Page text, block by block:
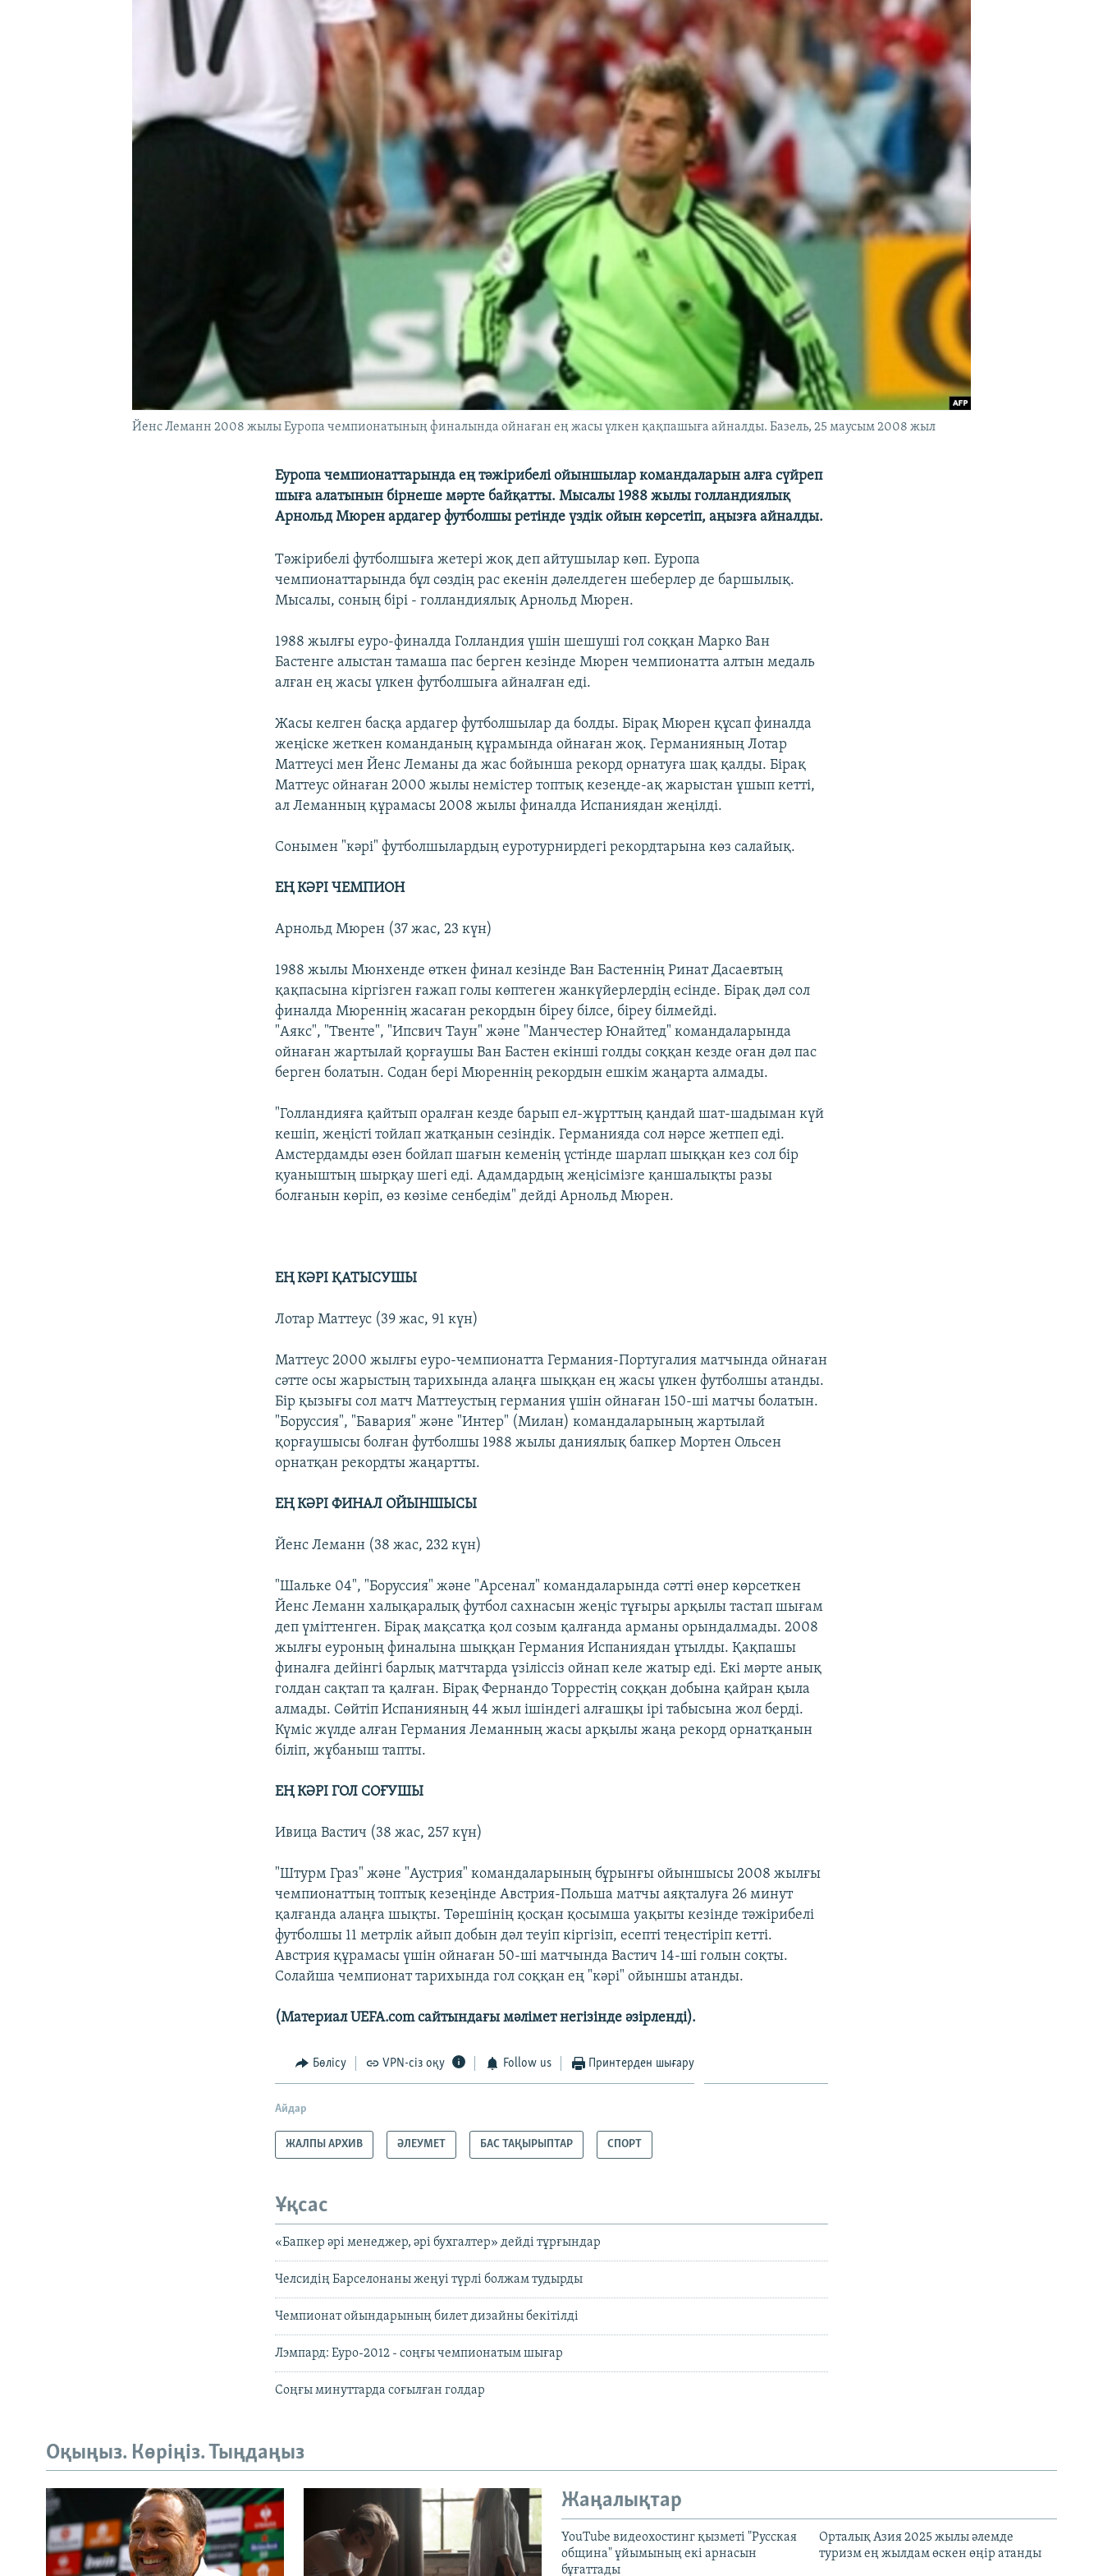
Йенс Леманн 2008 жылы Еуропа чемпионатының финалында ойнаған ең жасы үлкен қақпашыға айналды. Базель, 25 маусым 2008 жыл
Еуропа чемпионаттарында ең тәжірибелі ойыншылар командаларын алға сүйреп
шыға алатынын бірнеше мәрте байқатты. Мысалы 1988 жылы голландиялық
Арнольд Мюрен ардагер футболшы ретінде үздік ойын көрсетіп, аңызға айналды.
Тәжірибелі футболшыға жетері жоқ деп айтушылар көп. Еуропа
чемпионаттарында бұл сөздің рас екенін дәлелдеген шеберлер де баршылық.
Мысалы, соның бірі - голландиялық Арнольд Мюрен.
1988 жылғы еуро-финалда Голландия үшін шешуші гол соққан Марко Ван
Бастенге алыстан тамаша пас берген кезінде Мюрен чемпионатта алтын медаль
алған ең жасы үлкен футболшыға айналған еді.
Жасы келген басқа ардагер футболшылар да болды. Бірақ Мюрен құсап финалда
жеңіске жеткен команданың құрамында ойнаған жоқ. Германияның Лотар
Маттеусі мен Йенс Леманы да жас бойынша рекорд орнатуға шақ қалды. Бірақ
Маттеус ойнаған 2000 жылы немістер топтық кезеңде-ақ жарыстан ұшып кетті,
ал Леманның құрамасы 2008 жылы финалда Испаниядан жеңілді.
Сонымен "кәрі" футболшылардың еуротурнирдегі рекордтарына көз салайық.
ЕҢ КӘРІ ЧЕМПИОН
Арнольд Мюрен (37 жас, 23 күн)
1988 жылы Мюнхенде өткен финал кезінде Ван Бастеннің Ринат Дасаевтың
қақпасына кіргізген ғажап голы көптеген жанкүйерлердің есінде. Бірақ дәл сол
финалда Мюреннің жасаған рекордын біреу білсе, біреу білмейді.
"Аякс", "Твенте", "Ипсвич Таун" және "Манчестер Юнайтед" командаларында
ойнаған жартылай қорғаушы Ван Бастен екінші голды соққан кезде оған дәл пас
берген болатын. Содан бері Мюреннің рекордын ешкім жаңарта алмады.
"Голландияға қайтып оралған кезде барып ел-жұрттың қандай шат-шадыман күй
кешіп, жеңісті тойлап жатқанын сезіндік. Германияда сол нәрсе жетпеп еді.
Амстердамды өзен бойлап шағын кеменің үстінде шарлап шыққан кез сол бір
қуаныштың шырқау шегі еді. Адамдардың жеңісімізге қаншалықты разы
болғанын көріп, өз көзіме сенбедім" дейді Арнольд Мюрен.
ЕҢ КӘРІ ҚАТЫСУШЫ
Лотар Маттеус (39 жас, 91 күн)
Маттеус 2000 жылғы еуро-чемпионатта Германия-Португалия матчында ойнаған
сәтте осы жарыстың тарихында алаңға шыққан ең жасы үлкен футболшы атанды.
Бір қызығы сол матч Маттеустың германия үшін ойнаған 150-ші матчы болатын.
"Боруссия", "Бавария" және "Интер" (Милан) командаларының жартылай
қорғаушысы болған футболшы 1988 жылы даниялық бапкер Мортен Ольсен
орнатқан рекордты жаңартты.
ЕҢ КӘРІ ФИНАЛ ОЙЫНШЫСЫ
Йенс Леманн (38 жас, 232 күн)
"Шальке 04", "Боруссия" және "Арсенал" командаларында сәтті өнер көрсеткен
Йенс Леманн халықаралық футбол сахнасын жеңіс тұғыры арқылы тастап шығам
деп үміттенген. Бірақ мақсатқа қол созым қалғанда арманы орындалмады. 2008
жылғы еуроның финалына шыққан Германия Испаниядан ұтылды. Қақпашы
финалға дейінгі барлық матчтарда үзіліссіз ойнап келе жатыр еді. Екі мәрте анық
голдан сақтап та қалған. Бірақ Фернандо Торрестің соққан добына қайран қыла
алмады. Сөйтіп Испанияның 44 жыл ішіндегі алғашқы ірі табысына жол берді.
Күміс жүлде алған Германия Леманның жасы арқылы жаңа рекорд орнатқанын
біліп, жұбаныш тапты.
ЕҢ КӘРІ ГОЛ СОҒУШЫ
Ивица Вастич (38 жас, 257 күн)
"Штурм Граз" және "Аустрия" командаларының бұрынғы ойыншысы 2008 жылғы
чемпионаттың топтық кезеңінде Австрия-Польша матчы аяқталуға 26 минут
қалғанда алаңға шықты. Төрешінің қосқан қосымша уақыты кезінде тәжірибелі
футболшы 11 метрлік айып добын дәл теуіп кіргізіп, есепті теңестіріп кетті.
Австрия құрамасы үшін ойнаған 50-ші матчында Вастич 14-ші голын соқты.
Солайша чемпионат тарихында гол соққан ең "кәрі" ойыншы атанды.
(Материал UEFA.com сайтындағы мәлімет негізінде әзірленді).
Бөлісу VPN-сіз оқу Follow us Принтерден шығару
Айдар
ЖАЛПЫ АРХИВ ӘЛЕУМЕТ БАС ТАҚЫРЫПТАР СПОРТ
Ұқсас
«Бапкер әрі менеджер, әрі бухгалтер» дейді тұрғындар
Челсидің Барселонаны жеңуі түрлі болжам тудырды
Чемпионат ойындарының билет дизайны бекітілді
Лэмпард: Еуро-2012 - соңғы чемпионатым шығар
Соңғы минуттарда соғылған голдар
Оқыңыз. Көріңіз. Тыңдаңыз
Жаңалықтар
YouTube видеохостинг қызметі "Русская
община" ұйымының екі арнасын
бұғаттады
Орталық Азия 2025 жылы әлемде
туризм ең жылдам өскен өңір атанды